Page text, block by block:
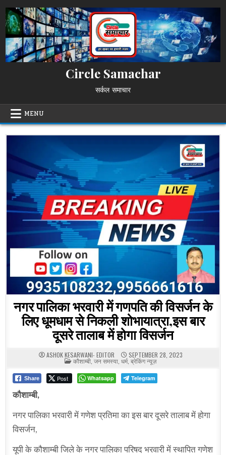
to
content
Circle Samachar
सर्कल समाचार
MENU
नगर पालिका भरवारी में गणपति की विसर्जन के
लिए धूमधाम से निकली शोभायात्रा,इस बार
दूसरे तालाब में होगा विसर्जन
ASHOK KESARWANI- EDITOR SEPTEMBER 28, 2023
POSTED
IN
कौशाम्बी जन समस्या धर्म,ब्रेकिंग न्यूज़
Share Post Whatsapp Telegram
कौशाम्बी,
नगर पालिका भरवारी में गणेश प्रतिमा का इस बार दूसरे तालाब में होगा
विसर्जन,
यूपी के कौशाम्बी जिले के नगर पालिका परिषद भरवारी में स्थापित गणेश